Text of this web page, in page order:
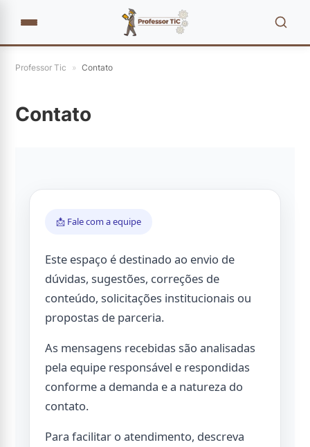
Professor Tic » Contato
Contato
📩 Fale com a equipe
Este espaço é destinado ao envio de
dúvidas, sugestões, correções de
conteúdo, solicitações institucionais ou
propostas de parceria.
As mensagens recebidas são analisadas
pela equipe responsável e respondidas
conforme a demanda e a natureza do
contato.
Para facilitar o atendimento, descreva